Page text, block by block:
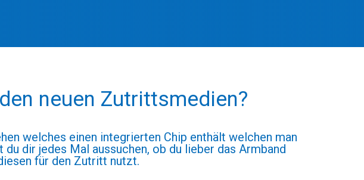
neuen Zutrittsmedien?
welches einen integrierten Chip enthält welchen man
dir jedes Mal aussuchen, ob du lieber das Armband
für den Zutritt nutzt.